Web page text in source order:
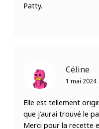
Patty.
Céline
1 mai 2024
Elle est tellement
que j’aurai trouvé le
Merci pour la recette